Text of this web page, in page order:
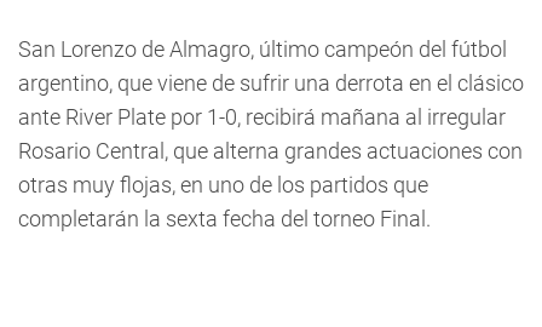
San Lorenzo de Almagro, último campeón del fútbol
argentino, que viene de sufrir una derrota en el clásico
ante River Plate por 1-0, recibirá mañana al irregular
Rosario Central, que alterna grandes actuaciones con
otras muy flojas, en uno de los partidos que
completarán la sexta fecha del torneo Final.